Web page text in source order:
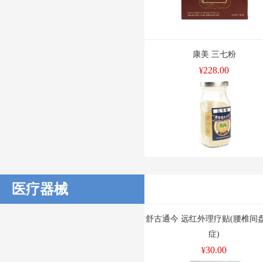
康美 三七粉
¥228.00
医疗器械
舒古通今 远红外理疗贴(腰椎间
症)
¥30.00